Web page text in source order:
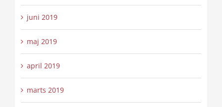
juni 2019
maj 2019
april 2019
marts 2019